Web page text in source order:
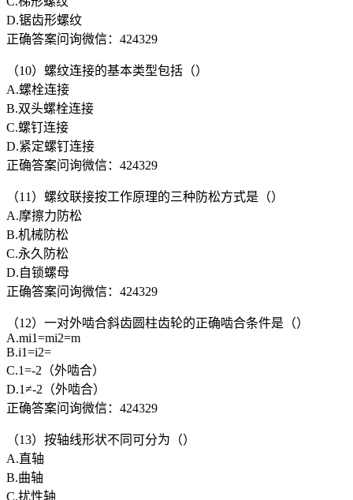
D.锯齿形螺纹
正确答案问询微信：424329
（10）螺纹连接的基本类型包括（）
A.螺栓连接
B.双头螺栓连接
C.螺钉连接
D.紧定螺钉连接
正确答案问询微信：424329
（11）螺纹联接按工作原理的三种防松方式是（）
A.摩擦力防松
B.机械防松
C.永久防松
D.自锁螺母
正确答案问询微信：424329
（12）一对外啮合斜齿圆柱齿轮的正确啮合条件是（）
A.mi1=mi2=m
B.i1=i2=
C.1=-2（外啮合）
D.1≠-2（外啮合）
正确答案问询微信：424329
（13）按轴线形状不同可分为（）
A.直轴
B.曲轴
C.扰性轴